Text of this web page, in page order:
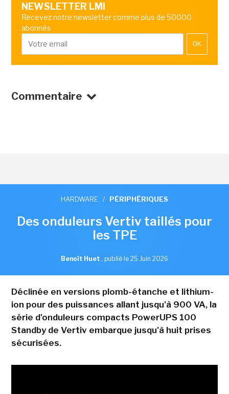
NEWSLETTER LMI
Recevez notre newsletter comme plus de 50000
abonnés
OK
Commentaire
HARDWARE / PÉRIPHÉRIQUES
Des onduleurs Vertiv taillés pour
les TPE
Benoît Huet , publié le 25 Juin 2026
Déclinée en versions plomb-étanche et lithium-
ion pour des puissances allant jusqu'à 900 VA, la
série d'onduleurs compacts PowerUPS 100
Standby de Vertiv embarque jusqu'à huit prises
sécurisées.